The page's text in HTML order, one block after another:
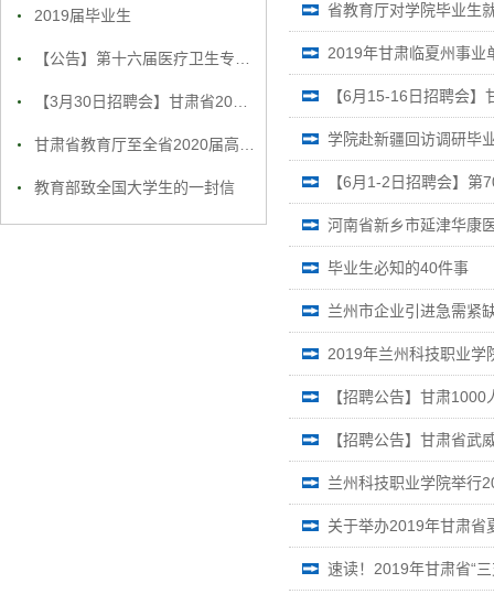
2019届毕业生
教育部致全国大学生的一封信
省教育厅对学院毕业生
2019年甘肃临夏州事业
【6月15-16日招聘会
学院赴新疆回访调研毕
【6月1-2日招聘会】
河南省新乡市延津华康
毕业生必知的40件事
兰州市企业引进急需紧
2019年兰州科技职业学
【招聘公告】甘肃
【招聘公告】甘肃省
兰州科技职业学院举行
关于举办2019年甘肃省
速读！2019年甘肃省“